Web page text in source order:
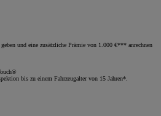
und eine zusätzliche Prämie von 1.000 €*** anrechnen
bis zu einem Fahrzeugalter von 15 Jahren*.